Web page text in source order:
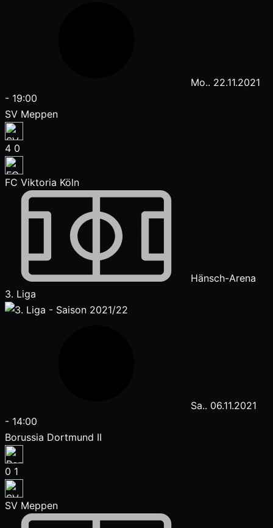
Mo.. 22.11.2021
- 19:00
SV Meppen
4 0
FC Viktoria Köln
Hänsch-Arena
3. Liga
Sa.. 06.11.2021
- 14:00
Borussia Dortmund II
0 1
SV Meppen